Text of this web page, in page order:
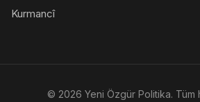
Kurmancî
© 2026 Yeni Özgür Politika. Tüm